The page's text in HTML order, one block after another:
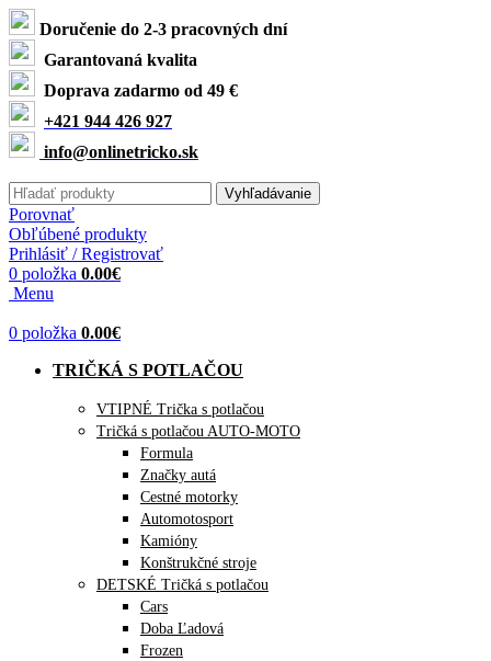
Doručenie do 2-3 pracovných dní
Garantovaná kvalita
Doprava zadarmo od 49 €
+421 944 426 927
info@onlinetricko.sk
Vyhľadávanie
Porovnať
Obľúbené produkty
Prihlásiť / Registrovať
0 položka 0.00€
Menu
0 položka 0.00€
TRIČKÁ S POTLAČOU
VTIPNÉ Trička s potlačou
Tričká s potlačou AUTO-MOTO
Formula
Značky autá
Cestné motorky
Automotosport
Kamióny
Konštrukčné stroje
DETSKÉ Tričká s potlačou
Cars
Doba Ľadová
Frozen